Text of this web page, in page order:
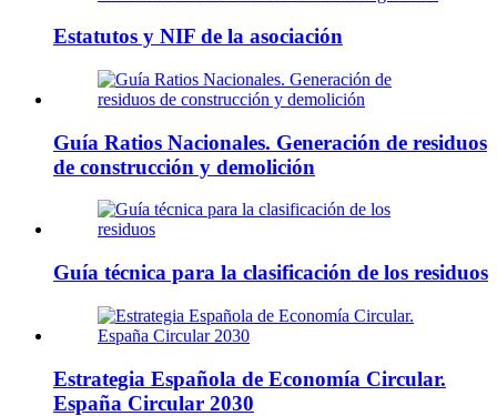
Estatutos y NIF de la asociación
Guía Ratios Nacionales. Generación de residuos
de construcción y demolición
Guía técnica para la clasificación de los residuos
Estrategia Española de Economía Circular.
España Circular 2030